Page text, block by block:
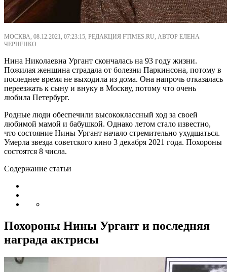
МОСКВА, 08.12.2021, 07:23:15, РЕДАКЦИЯ FTIMES.RU, АВТОР ЕЛЕНА
ЧЕРНЕНКО.
Нина Николаевна Ургант скончалась на 93 году жизни.
Пожилая женщина страдала от болезни Паркинсона, потому в
последнее время не выходила из дома. Она напрочь отказалась
переезжать к сыну и внуку в Москву, потому что очень
любила Петербург.
Родные люди обеспечили высококлассный ход за своей
любимой мамой и бабушкой. Однако летом стало известно,
что состояние Нины Ургант начало стремительно ухудшаться.
Умерла звезда советского кино 3 декабря 2021 года. Похороны
состоятся 8 числа.
Содержание статьи
Похороны Нины Ургант и последняя
награда актрисы